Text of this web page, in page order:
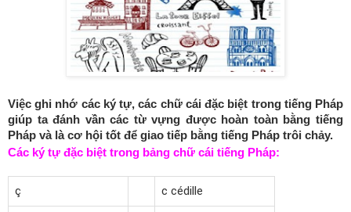
Việc ghi nhớ các ký tự, các chữ cái đặc biệt trong tiếng Pháp
giúp ta đánh vần các từ vựng được hoàn toàn bằng tiếng
Pháp và là cơ hội tốt để giao tiếp bằng tiếng Pháp trôi chảy.
Các ký tự đặc biệt trong bảng chữ cái tiếng Pháp:
ç c cédille